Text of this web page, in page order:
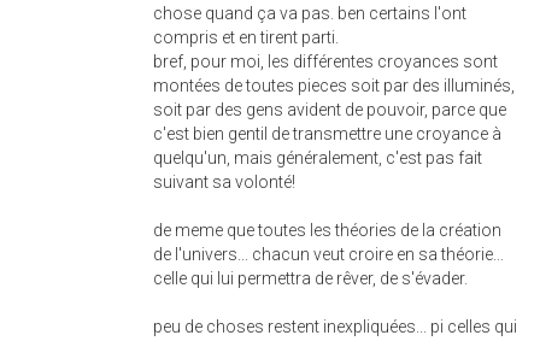
chose quand ça va pas. ben certains l'ont
compris et en tirent parti.
bref, pour moi, les différentes croyances sont
montées de toutes pieces soit par des illuminés,
soit par des gens avident de pouvoir, parce que
c'est bien gentil de transmettre une croyance à
quelqu'un, mais généralement, c'est pas fait
suivant sa volonté!
de meme que toutes les théories de la création
de l'univers... chacun veut croire en sa théorie...
celle qui lui permettra de rêver, de s'évader.
peu de choses restent inexpliquées... pi celles qui